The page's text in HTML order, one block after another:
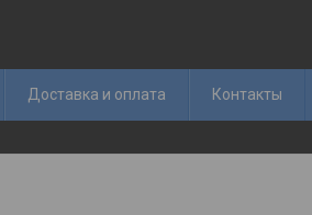
Доставка и оплата Контакты